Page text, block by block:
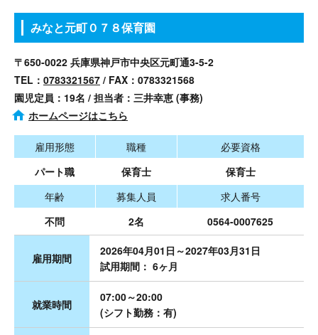
みなと元町０７８保育園
〒650-0022 兵庫県神戸市中央区元町通3-5-2
TEL： 0783321567 / FAX：0783321568
園児定員：19名 / 担当者：三井幸恵 (事務)
ホームページはこちら
雇用形態 職種
必要資格
パート職
保育士
保育士
年齢
募集人員
求人番号
不問
2名 0564-0007625
雇用期間
2026年04月01日～2027年03月31日
試用期間： 6ヶ月
就業時間
07:00～20:00
(シフト勤務：有)